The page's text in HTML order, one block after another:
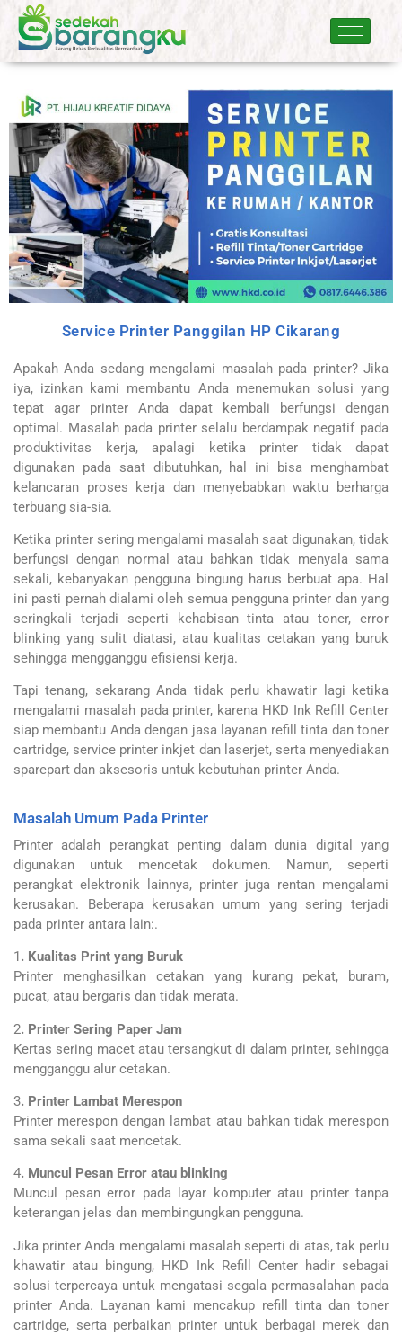
Service Printer Panggilan HP Cikarang
Apakah Anda sedang mengalami masalah pada printer? Jika
iya, izinkan kami membantu Anda menemukan solusi yang
tepat agar printer Anda dapat kembali berfungsi dengan
optimal. Masalah pada printer selalu berdampak negatif pada
produktivitas kerja, apalagi ketika printer tidak dapat
digunakan pada saat dibutuhkan, hal ini bisa menghambat
kelancaran proses kerja dan menyebabkan waktu berharga
terbuang sia-sia.
Ketika printer sering mengalami masalah saat digunakan, tidak
berfungsi dengan normal atau bahkan tidak menyala sama
sekali, kebanyakan pengguna bingung harus berbuat apa. Hal
ini pasti pernah dialami oleh semua pengguna printer dan yang
seringkali terjadi seperti kehabisan tinta atau toner, error
blinking yang sulit diatasi, atau kualitas cetakan yang buruk
sehingga mengganggu efisiensi kerja.
Tapi tenang, sekarang Anda tidak perlu khawatir lagi ketika
mengalami masalah pada printer, karena HKD Ink Refill Center
siap membantu Anda dengan jasa layanan refill tinta dan toner
cartridge, service printer inkjet dan laserjet, serta menyediakan
sparepart dan aksesoris untuk kebutuhan printer Anda.
Masalah Umum Pada Printer
Printer adalah perangkat penting dalam dunia digital yang
digunakan untuk mencetak dokumen. Namun, seperti
perangkat elektronik lainnya, printer juga rentan mengalami
kerusakan. Beberapa kerusakan umum yang sering terjadi
pada printer antara lain:.
1. Kualitas Print yang Buruk
Printer menghasilkan cetakan yang kurang pekat, buram,
pucat, atau bergaris dan tidak merata.
2. Printer Sering Paper Jam
Kertas sering macet atau tersangkut di dalam printer, sehingga
mengganggu alur cetakan.
3. Printer Lambat Merespon
Printer merespon dengan lambat atau bahkan tidak merespon
sama sekali saat mencetak.
4. Muncul Pesan Error atau blinking
Muncul pesan error pada layar komputer atau printer tanpa
keterangan jelas dan membingungkan pengguna.
Jika printer Anda mengalami masalah seperti di atas, tak perlu
khawatir atau bingung, HKD Ink Refill Center hadir sebagai
solusi terpercaya untuk mengatasi segala permasalahan pada
printer Anda. Layanan kami mencakup refill tinta dan toner
cartridge, serta perbaikan printer untuk berbagai merek dan